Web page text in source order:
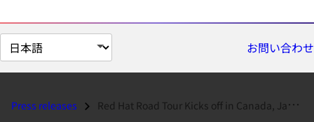
ペ
ー
の
お問い合わせ
Press releases Red Hat Road Tour Kicks off in Canada, Jan 15!...